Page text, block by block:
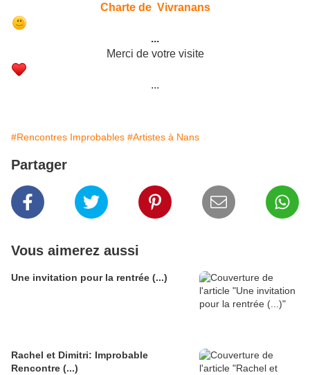
Charte de Vivranans
...
Merci de votre visite
...
#Rencontres Improbables #Artistes à Nans
Partager
Vous aimerez aussi
Une invitation pour la rentrée (...)
Rachel et Dimitri: Improbable
Rencontre (...)